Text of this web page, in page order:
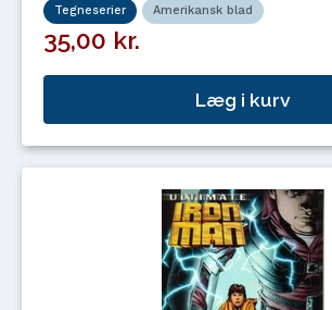
Tegneserier Amerikansk blad
35,00 kr.
Læg i kurv